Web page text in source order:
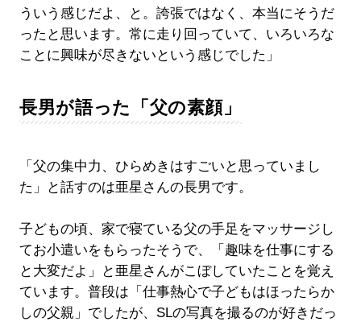
ういう感じだよ、と。誇張ではなく、本当にそうだ
ったと思います。常に走り回っていて、いろいろな
ことに興味が尽きないという感じでした」
長男が語った「父の素顔」
「父の集中力、ひらめきはすごいと思っていまし
た」と話すのは亜星さんの長男です。
子どもの頃、家で寝ている父の手足をマッサージし
てお小遣いをもらったそうで、「趣味を仕事にする
と大変だよ」と亜星さんがこぼしていたことを覚え
ています。普段は「仕事熱心で子どもはほったらか
しの父親」でしたが、SLの写真を撮るのが好きだっ